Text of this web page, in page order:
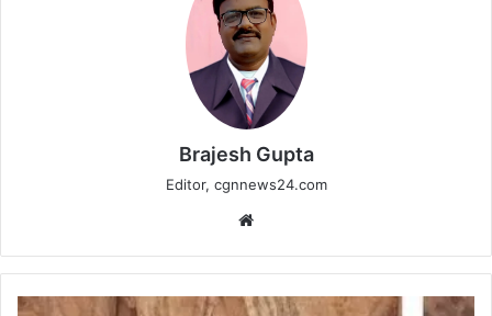
Brajesh Gupta
Editor, cgnnews24.com
350